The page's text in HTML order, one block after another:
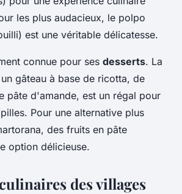
les plus audacieux, le polpo
est une véritable délicatesse.
connue pour ses desserts. La
gâteau à base de ricotta, de
pâte d'amande, est un régal pour
Pour une alternative plus
, des fruits en pâte
option délicieuse.
des villages